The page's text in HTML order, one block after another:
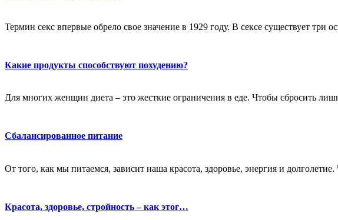
Термин секс впервые обрело свое значение в 1929 году. В сексе существует
Какие продукты способствуют похудению?
Для многих женщин диета – это жесткие ограничения в еде. Чтобы сбросить
Сбалансированное питание
От того, как мы питаемся, зависит наша красота, здоровье, энергия и
Красота, здоровье, стройность – как этог…